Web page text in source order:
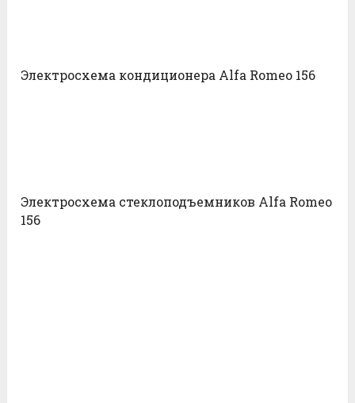
Электросхема кондиционера Alfa Romeo 156
Электросхема стеклоподъемников Alfa Romeo
156